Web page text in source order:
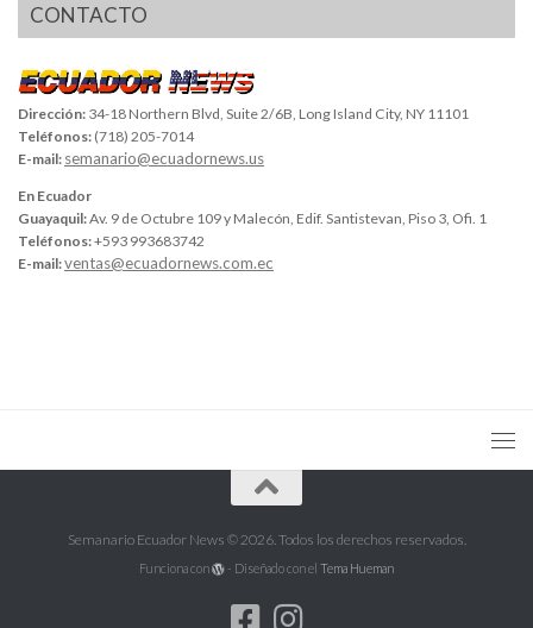
CONTACTO
Dirección: 34-18 Northern Blvd, Suite 2/6B, Long Island City, NY 11101
Teléfonos: (718) 205-7014
E-mail: semanario@ecuadornews.us
En Ecuador
Guayaquil:Av. 9 de Octubre 109 y Malecón, Edif. Santistevan, Piso 3, Ofi. 1
Teléfonos:+593 993683742
E-mail:ventas@ecuadornews.com.ec
Semanario Ecuador News © 2026. Todos los derechos reservados.
Funciona con - Diseñado con el Tema Hueman